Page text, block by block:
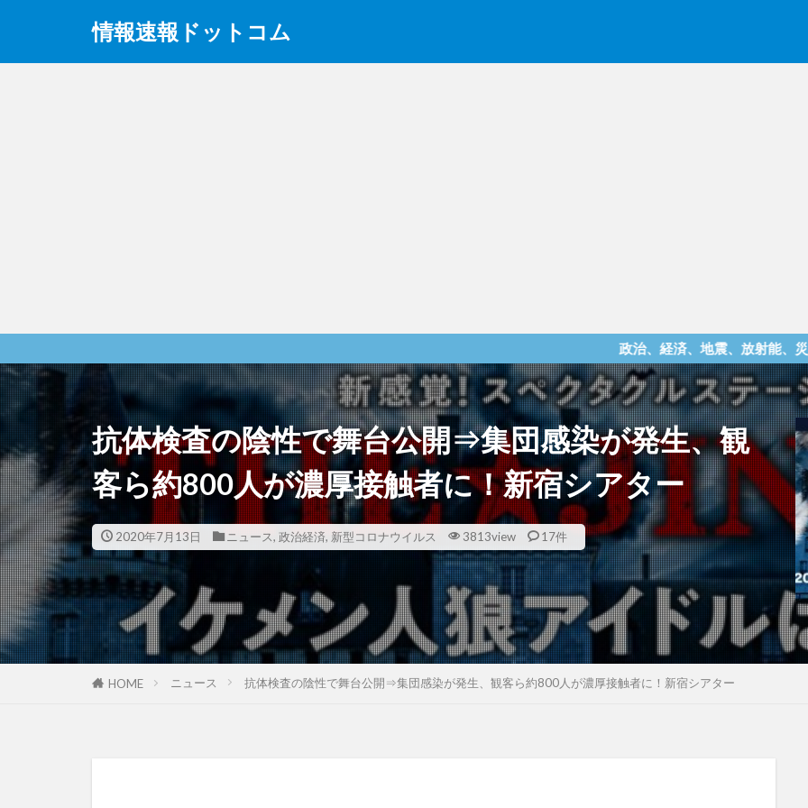
情報速報ドットコム
政治、経済、地震、放射能、災害などを中心に
抗体検査の陰性で舞台公開⇒集団感染が発生、観
客ら約800人が濃厚接触者に！新宿シアター
2020年7月13日 ニュース, 政治経済, 新型コロナウイルス 3813view 17件
HOME ニュース 抗体検査の陰性で舞台公開⇒集団感染が発生、観客ら約800人が濃厚接触者に！新宿シアター